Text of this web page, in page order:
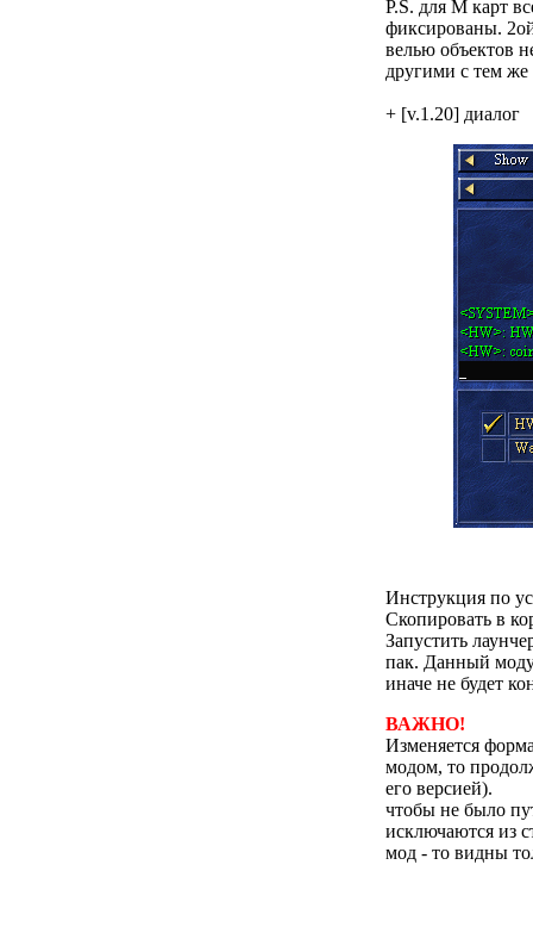
P.S. для М карт
фиксированы.
велью объектов
другими с тем
+ [v.1.20] диалог
Инструкция по
Скопировать в
Запустить
пак. Данный
иначе не будет
ВАЖНО!
Изменяется
модом, то
его версией).
чтобы не было
исключаются из
мод - то видны